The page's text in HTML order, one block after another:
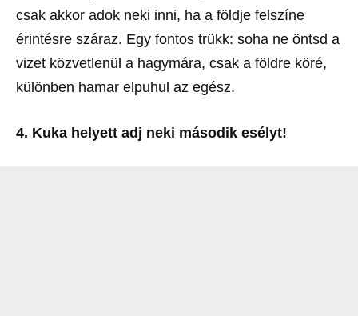
csak akkor adok neki inni, ha a földje felszíne
érintésre száraz. Egy fontos trükk: soha ne öntsd a
vizet közvetlenül a hagymára, csak a földre köré,
különben hamar elpuhul az egész.
4. Kuka helyett adj neki második esélyt!